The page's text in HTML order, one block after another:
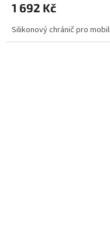
1 692 Kč
Silikonový chránič pro